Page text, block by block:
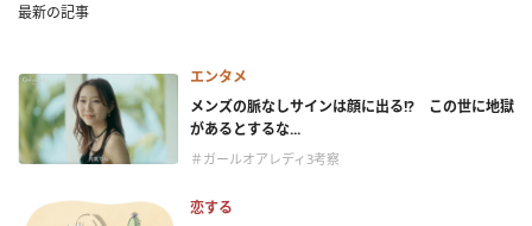
最新の記事
エンタメ
メンズの脈なしサインは顔に出る!? この世に地獄
があるとするな...
＃ガールオアレディ3考察
恋する